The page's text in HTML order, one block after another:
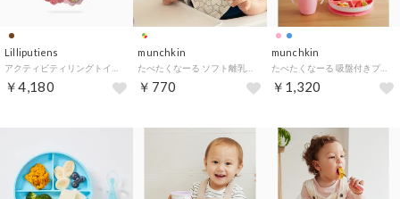
Lilliputiens
￥4,180
munchkin
￥770
munchkin
たべたくなーる 吸盤付きプレート【返品不可商品】 （ライトピンク）
￥1,320